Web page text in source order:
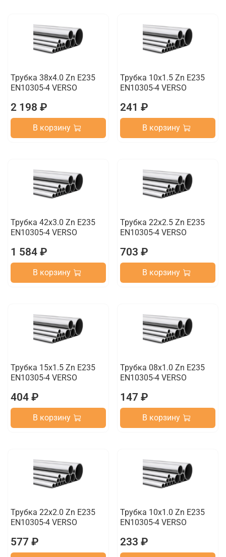
Трубка 38х4.0 Zn E235
EN10305-4 VERSO
2 198 ₽
В корзину
Трубка 10х1.5 Zn E235
EN10305-4 VERSO
241 ₽
В корзину
Трубка 42х3.0 Zn E235
EN10305-4 VERSO
1 584 ₽
В корзину
Трубка 22х2.5 Zn E235
EN10305-4 VERSO
703 ₽
В корзину
Трубка 15х1.5 Zn E235
EN10305-4 VERSO
404 ₽
В корзину
Трубка 08х1.0 Zn E235
EN10305-4 VERSO
147 ₽
В корзину
Трубка 22х2.0 Zn E235
EN10305-4 VERSO
577 ₽
Трубка 10х1.0 Zn E235
EN10305-4 VERSO
233 ₽